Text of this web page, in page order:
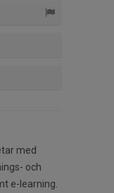
med
och
e-learning.